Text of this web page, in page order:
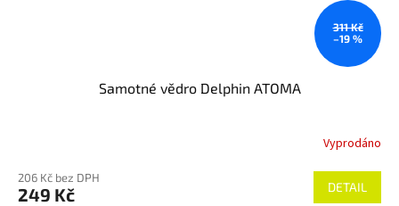
311 Kč
–19 %
Samotné vědro Delphin ATOMA
Vyprodáno
206 Kč bez DPH
249 Kč DETAIL